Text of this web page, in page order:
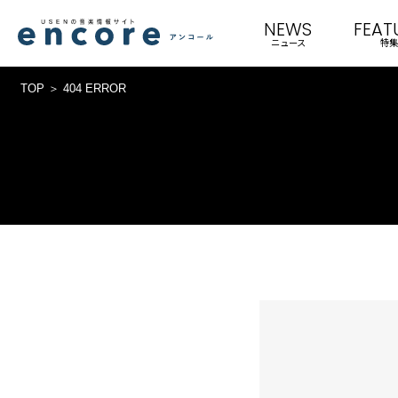
NEWS
ニュース 特集
TOP 404 ERROR